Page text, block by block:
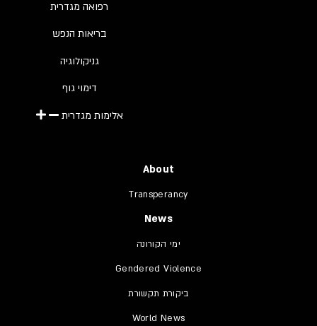
רפואה מגדרית
בריאות הנפש
גניקולוגיה
דימוי גוף
אלימות מגדרית
About
Transperancy
News
ימי הקורונה
Gendered Violence
ביקורת תקשורת
World News